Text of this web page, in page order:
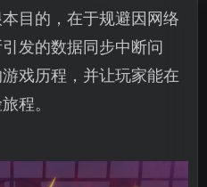
目的，在于规避因网络
发的数据同步中断问
戏历程，并让玩家能在
程。